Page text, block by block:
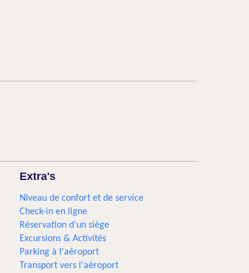
Extra's
Niveau de confort et de service
Check-in en ligne
Réservation d'un siège
Excursions & Activités​
Parking à l'aéroport
Transport vers l'aéroport